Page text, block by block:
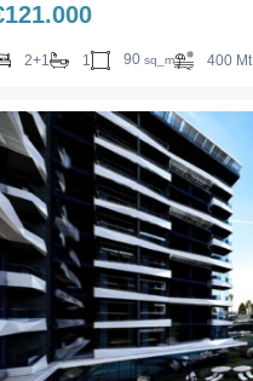
121.000
2+1 1 90 sq_m 400 Mt